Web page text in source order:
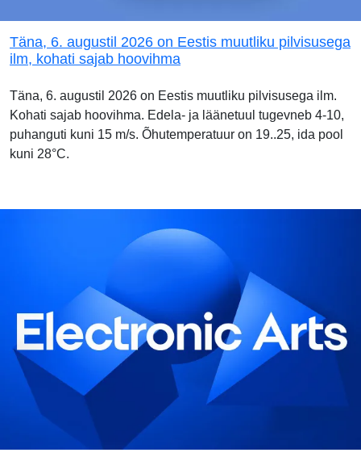
Täna, 6. augustil 2026 on Eestis muutliku pilvisusega
ilm, kohati sajab hoovihma
Täna, 6. augustil 2026 on Eestis muutliku pilvisusega ilm.
Kohati sajab hoovihma. Edela- ja läänetuul tugevneb 4-10,
puhanguti kuni 15 m/s. Õhutemperatuur on 19..25, ida pool
kuni 28°C.